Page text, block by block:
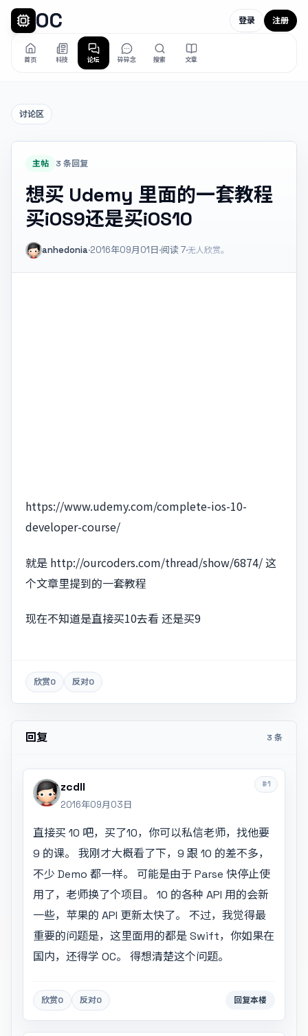
OC
首页 科技 论坛 碎碎念 搜索 文章
登录 注册
讨论区
主帖 3 条回复
想买 Udemy 里面的一套教程
买iOS9还是买iOS10
anhedonia·2016年09月01日·阅读 7·无人欣赏。
https://www.udemy.com/complete-ios-10-
developer-course/
就是 http://ourcoders.com/thread/show/6874/ 这
个文章里提到的一套教程
现在不知道是直接买10去看 还是买9
欣赏0 反对0
回复 3 条
#1
zcdll
2016年09月03日
直接买 10 吧，买了10，你可以私信老师，找他要
9 的课。 我刚才大概看了下，9 跟 10 的差不多，
不少 Demo 都一样。 可能是由于 Parse 快停止使
用了，老师换了个项目。 10 的各种 API 用的会新
一些，苹果的 API 更新太快了。 不过，我觉得最
重要的问题是，这里面用的都是 Swift，你如果在
国内，还得学 OC。 得想清楚这个问题。
欣赏0 反对0 回复本楼